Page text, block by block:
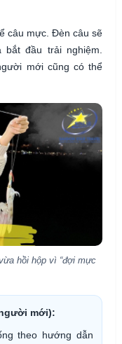
câu mực. Đèn câu sẽ
đầu trải nghiệm.
mới cũng có thể
hồi hộp vì “đợi mực
mới):
theo hướng dẫn